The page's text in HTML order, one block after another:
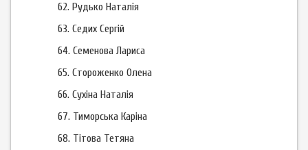
62. Рудько Наталія
63. Седих Сергій
64. Семенова Лариса
65. Стороженко Олена
66. Сухіна Наталія
67. Тиморська Каріна
68. Тітова Тетяна